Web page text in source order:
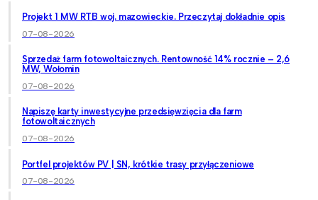
Projekt 1 MW RTB woj. mazowieckie. Przeczytaj dokładnie opis
07-08-2026
Sprzedaż farm fotowoltaicznych. Rentowność 14% rocznie – 2,6
MW, Wołomin
07-08-2026
Napiszę karty inwestycyjne przedsięwzięcia dla farm
fotowoltaicznych
07-08-2026
Portfel projektów PV | SN, krótkie trasy przyłączeniowe
07-08-2026